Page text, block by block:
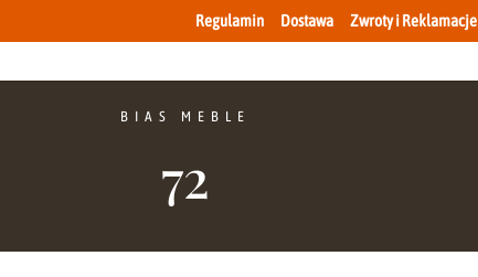
Regulamin Dostawa Zwroty i Reklamacje
BIAS MEBLE
72